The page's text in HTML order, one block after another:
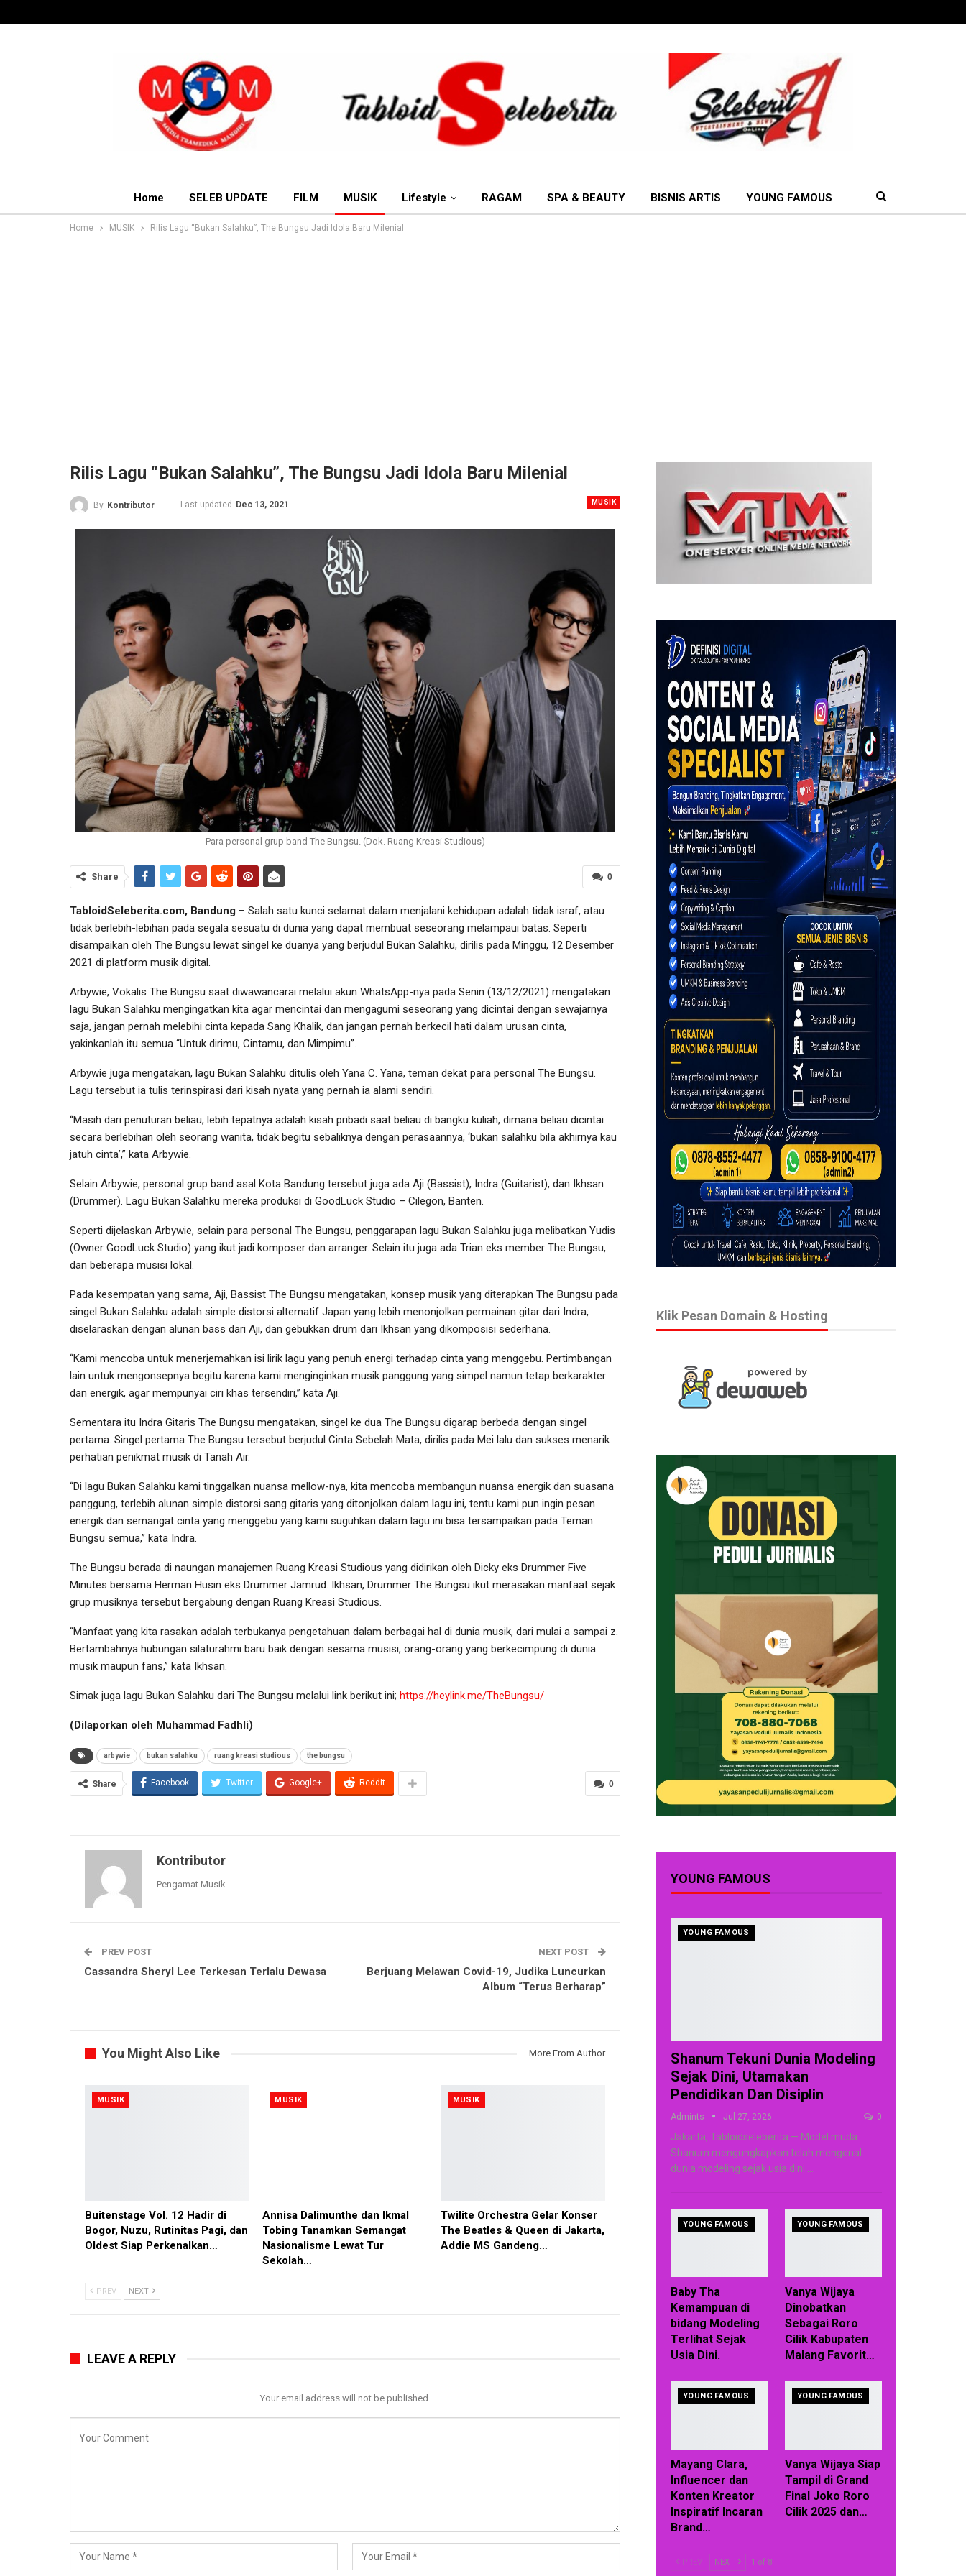
Home SELEB UPDATE FILM MUSIK Lifestyle RAGAM SPA & BEAUTY BISNIS ARTIS YOUNG FAMOUS
Home MUSIK Rilis Lagu “Bukan Salahku”, The Bungsu Jadi Idola Baru Milenial
Rilis Lagu “Bukan Salahku”, The Bungsu Jadi Idola Baru Milenial
MUSIK
By Kontributor Last updated Dec 13, 2021
Para personal grup band The Bungsu. (Dok. Ruang Kreasi Studious)
0
Share
TabloidSeleberita.com, Bandung – Salah satu kunci selamat dalam menjalani kehidupan adalah tidak israf, atau
tidak berlebih-lebihan pada segala sesuatu di dunia yang dapat membuat seseorang melampaui batas. Seperti
disampaikan oleh The Bungsu lewat singel ke duanya yang berjudul Bukan Salahku, dirilis pada Minggu, 12 Desember
2021 di platform musik digital.
Arbywie, Vokalis The Bungsu saat diwawancarai melalui akun WhatsApp-nya pada Senin (13/12/2021) mengatakan
lagu Bukan Salahku mengingatkan kita agar mencintai dan mengagumi seseorang yang dicintai dengan sewajarnya
saja, jangan pernah melebihi cinta kepada Sang Khalik, dan jangan pernah berkecil hati dalam urusan cinta,
yakinkanlah itu semua “Untuk dirimu, Cintamu, dan Mimpimu”.
Arbywie juga mengatakan, lagu Bukan Salahku ditulis oleh Yana C. Yana, teman dekat para personal The Bungsu.
Lagu tersebut ia tulis terinspirasi dari kisah nyata yang pernah ia alami sendiri.
“Masih dari penuturan beliau, lebih tepatnya adalah kisah pribadi saat beliau di bangku kuliah, dimana beliau dicintai
secara berlebihan oleh seorang wanita, tidak begitu sebaliknya dengan perasaannya, ‘bukan salahku bila akhirnya kau
jatuh cinta’,” kata Arbywie.
Selain Arbywie, personal grup band asal Kota Bandung tersebut juga ada Aji (Bassist), Indra (Guitarist), dan Ikhsan
(Drummer). Lagu Bukan Salahku mereka produksi di GoodLuck Studio – Cilegon, Banten.
Seperti dijelaskan Arbywie, selain para personal The Bungsu, penggarapan lagu Bukan Salahku juga melibatkan Yudis
(Owner GoodLuck Studio) yang ikut jadi komposer dan arranger. Selain itu juga ada Trian eks member The Bungsu,
dan beberapa musisi lokal.
Pada kesempatan yang sama, Aji, Bassist The Bungsu mengatakan, konsep musik yang diterapkan The Bungsu pada
singel Bukan Salahku adalah simple distorsi alternatif Japan yang lebih menonjolkan permainan gitar dari Indra,
diselaraskan dengan alunan bass dari Aji, dan gebukkan drum dari Ikhsan yang dikomposisi sederhana.
“Kami mencoba untuk menerjemahkan isi lirik lagu yang penuh energi terhadap cinta yang menggebu. Pertimbangan
lain untuk mengonsepnya begitu karena kami menginginkan musik panggung yang simpel namun tetap berkarakter
dan energik, agar mempunyai ciri khas tersendiri,” kata Aji.
Sementara itu Indra Gitaris The Bungsu mengatakan, singel ke dua The Bungsu digarap berbeda dengan singel
pertama. Singel pertama The Bungsu tersebut berjudul Cinta Sebelah Mata, dirilis pada Mei lalu dan sukses menarik
perhatian penikmat musik di Tanah Air.
“Di lagu Bukan Salahku kami tinggalkan nuansa mellow-nya, kita mencoba membangun nuansa energik dan suasana
panggung, terlebih alunan simple distorsi sang gitaris yang ditonjolkan dalam lagu ini, tentu kami pun ingin pesan
energik dan semangat cinta yang menggebu yang kami suguhkan dalam lagu ini bisa tersampaikan pada Teman
Bungsu semua,” kata Indra.
The Bungsu berada di naungan manajemen Ruang Kreasi Studious yang didirikan oleh Dicky eks Drummer Five
Minutes bersama Herman Husin eks Drummer Jamrud. Ikhsan, Drummer The Bungsu ikut merasakan manfaat sejak
grup musiknya tersebut bergabung dengan Ruang Kreasi Studious.
“Manfaat yang kita rasakan adalah terbukanya pengetahuan dalam berbagai hal di dunia musik, dari mulai a sampai z.
Bertambahnya hubungan silaturahmi baru baik dengan sesama musisi, orang-orang yang berkecimpung di dunia
musik maupun fans,” kata Ikhsan.
Simak juga lagu Bukan Salahku dari The Bungsu melalui link berikut ini; https://heylink.me/TheBungsu/
(Dilaporkan oleh Muhammad Fadhli)
arbywie bukan salahku ruang kreasi studious the bungsu
0
Share Facebook Twitter Google+ ReddIt
Kontributor
Pengamat Musik
PREV POST
Cassandra Sheryl Lee Terkesan Terlalu Dewasa
NEXT POST
Berjuang Melawan Covid-19, Judika Luncurkan
Album “Terus Berharap”
You Might Also Like More From Author
MUSIK
Buitenstage Vol. 12 Hadir di
Bogor, Nuzu, Rutinitas Pagi, dan
Oldest Siap Perkenalkan…
MUSIK
Annisa Dalimunthe dan Ikmal
Tobing Tanamkan Semangat
Nasionalisme Lewat Tur
Sekolah…
MUSIK
Twilite Orchestra Gelar Konser
The Beatles & Queen di Jakarta,
Addie MS Gandeng…
PREV NEXT
LEAVE A REPLY
Your email address will not be published.
Klik Pesan Domain & Hosting
YOUNG FAMOUS
YOUNG FAMOUS
Shanum Tekuni Dunia Modeling
Sejak Dini, Utamakan
Pendidikan Dan Disiplin
Admints Jul 27, 2026 0
Jakarta, Tabloidseleberita — Model muda
Shanum mengungkapkan telah mengenal
dunia modeling sejak usia dini.
YOUNG FAMOUS
Baby Tha
Kemampuan di
bidang Modeling
Terlihat Sejak
Usia Dini.
YOUNG FAMOUS
Vanya Wijaya
Dinobatkan
Sebagai Roro
Cilik Kabupaten
Malang Favorit…
YOUNG FAMOUS
Mayang Clara,
Influencer dan
Konten Kreator
Inspiratif Incaran
Brand…
YOUNG FAMOUS
Vanya Wijaya Siap
Tampil di Grand
Final Joko Roro
Cilik 2025 dan…
PREV NEXT 1 of 8